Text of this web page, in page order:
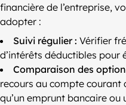
financière de l’entreprise,
adopter :
Suivi régulier : Vérifier
d’intérêts déductibles pour
Comparaison des
recours au compte courant
qu’un emprunt bancaire